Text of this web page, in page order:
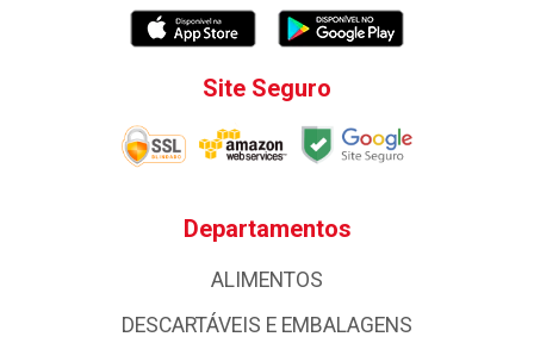
Site Seguro
Departamentos
ALIMENTOS
DESCARTÁVEIS E EMBALAGENS